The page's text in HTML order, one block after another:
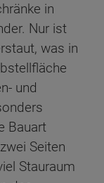
in
Nur ist
was in
und
Bauart
Seiten
Stauraum